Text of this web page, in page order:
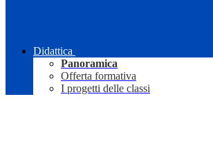
Didattica
Panoramica
Offerta formativa
I progetti delle classi